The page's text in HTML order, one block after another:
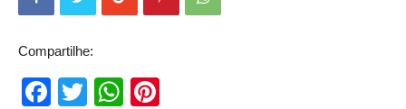
Compartilhe:
Facebook
TwitterWhatsApp